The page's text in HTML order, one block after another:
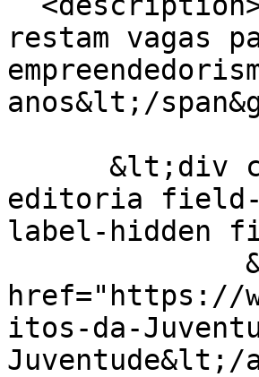
restam vagas
anos&lt;/
editoria
label-hidden
href="https://
itos-da-